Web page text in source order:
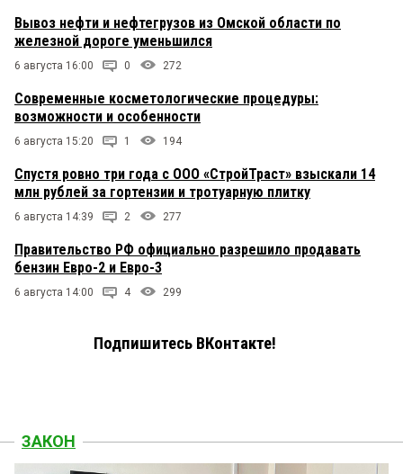
Вывоз нефти и нефтегрузов из Омской области по
железной дороге уменьшился
6 августа 16:00 0 272
Современные косметологические процедуры:
возможности и особенности
6 августа 15:20 1 194
Спустя ровно три года с ООО «СтройТраст» взыскали 14
млн рублей за гортензии и тротуарную плитку
6 августа 14:39 2 277
Правительство РФ официально разрешило продавать
бензин Евро-2 и Евро-3
6 августа 14:00 4 299
Подпишитесь ВКонтакте!
ЗАКОН